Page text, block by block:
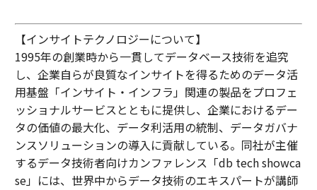
【インサイトテクノロジーについて】
1995年の創業時から一貫してデータベース技術を追究
し、企業自らが良質なインサイトを得るためのデータ活
用基盤「インサイト・インフラ」関連の製品をプロフェ
ッショナルサービスとともに提供し、企業におけるデー
タの価値の最大化、データ利活用の統制、データガバナ
ンスソリューションの導入に貢献している。同社が主催
するデータ技術者向けカンファレンス「db tech showca
se」には、世界中からデータ技術のエキスパートが講師